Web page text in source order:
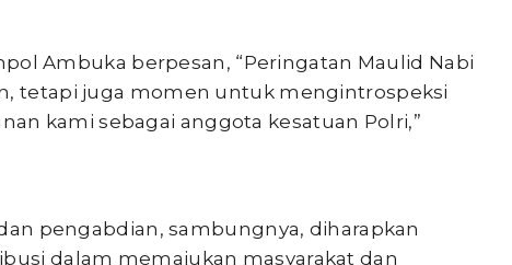
Ambuka berpesan, “Peringatan Maulid Nabi
tetapi juga momen untuk mengintrospeksi
kami sebagai anggota kesatuan Polri,”
pengabdian, sambungnya, diharapkan
dalam memajukan masyarakat dan